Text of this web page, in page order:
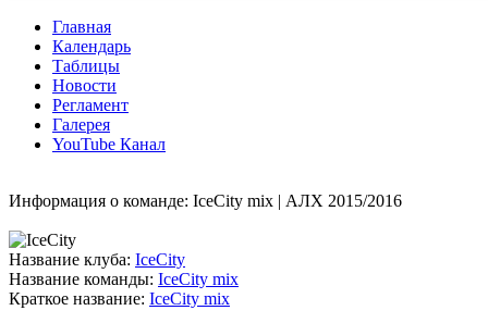
Главная
Календарь
Таблицы
Новости
Регламент
Галерея
YouTube Канал
Информация о команде: IceCity mix | АЛХ 2015/2016
Название клуба: IceCity
Название команды: IceCity mix
Краткое название: IceCity mix